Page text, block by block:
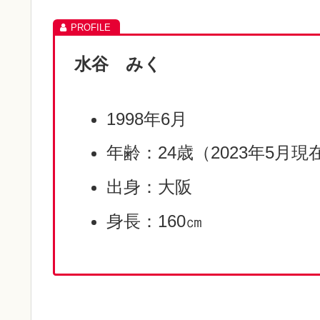
水谷 みく
1998年6月
年齢：24歳（2023年5月現
出身：大阪
身長：160㎝